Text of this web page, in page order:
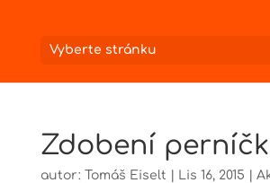
Vyberte stránku
Zdobení
autor: Tomáš Eiselt Lis 16, 2015